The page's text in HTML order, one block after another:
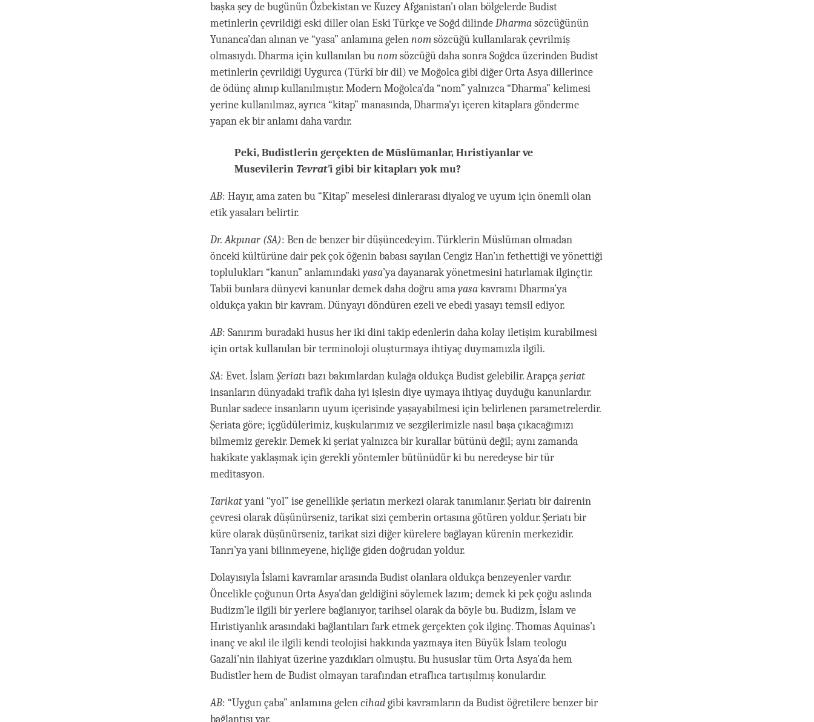
başka şey de bugünün Özbekistan ve Kuzey Afganistan’ı olan bölgelerde Budist
metinlerin çevrildiği eski diller olan Eski Türkçe ve Soğd dilindeDharmasözcüğünün
Yunanca’dan alınan ve “yasa” anlamına gelennomsözcüğü kullanılarak çevrilmiş
olmasıydı. Dharma için kullanılan bunomsözcüğü daha sonra Soğdca üzerinden Budist
metinlerin çevrildiği Uygurca (Türkî bir dil) ve Moğolca gibi diğer Orta Asya dillerince
de ödünç alınıp kullanılmıştır. Modern Moğolca’da “nom” yalnızca “Dharma” kelimesi
yerine kullanılmaz, ayrıca “kitap” manasında, Dharma’yı içeren kitaplara gönderme
yapan ek bir anlamı daha vardır.
Peki, Budistlerin gerçekten de Müslümanlar, Hıristiyanlar ve
Musevilerin Tevrat'i gibi bir kitapları yok mu?
AB: Hayır, ama zaten bu “Kitap” meselesi dinlerarası diyalog ve uyum için önemli olan
etik yasaları belirtir.
Dr. Akpınar (SA): Ben de benzer bir düşüncedeyim. Türklerin Müslüman olmadan
önceki kültürüne dair pek çok öğenin babası sayılan Cengiz Han’ın fethettiği ve yönettiği
toplulukları “kanun” anlamındakiyasa’ya dayanarak yönetmesini hatırlamak ilginçtir.
Tabii bunlara dünyevi kanunlar demek daha doğru amayasakavramı Dharma’ya
oldukça yakın bir kavram. Dünyayı döndüren ezeli ve ebedi yasayı temsil ediyor.
AB: Sanırım buradaki husus her iki dini takip edenlerin daha kolay iletişim kurabilmesi
için ortak kullanılan bir terminoloji oluşturmaya ihtiyaç duymamızla ilgili.
SA: Evet. İslamŞeriatı bazı bakımlardan kulağa oldukça Budist gelebilir. Arapçaşeriat
insanların dünyadaki trafik daha iyi işlesin diye uymaya ihtiyaç duyduğu kanunlardır.
Bunlar sadece insanların uyum içerisinde yaşayabilmesi için belirlenen parametrelerdir.
Şeriata göre; içgüdülerimiz, kuşkularımız ve sezgilerimizle nasıl başa çıkacağımızı
bilmemiz gerekir. Demek ki şeriat yalnızca bir kurallar bütünü değil; aynı zamanda
hakikate yaklaşmak için gerekli yöntemler bütünüdür ki bu neredeyse bir tür
meditasyon.
Tarikatyani “yol” ise genellikle şeriatın merkezi olarak tanımlanır. Şeriatı bir dairenin
çevresi olarak düşünürseniz, tarikat sizi çemberin ortasına götüren yoldur. Şeriatı bir
küre olarak düşünürseniz, tarikat sizi diğer kürelere bağlayan kürenin merkezidir.
Tanrı’ya yani bilinmeyene, hiçliğe giden doğrudan yoldur.
Dolayısıyla İslami kavramlar arasında Budist olanlara oldukça benzeyenler vardır.
Öncelikle çoğunun Orta Asya’dan geldiğini söylemek lazım; demek ki pek çoğu aslında
Budizm’le ilgili bir yerlere bağlanıyor, tarihsel olarak da böyle bu. Budizm, İslam ve
Hıristiyanlık arasındaki bağlantıları fark etmek gerçekten çok ilginç. Thomas Aquinas’ı
inanç ve akıl ile ilgili kendi teolojisi hakkında yazmaya iten Büyük İslam teologu
Gazali’nin ilahiyat üzerine yazdıkları olmuştu. Bu hususlar tüm Orta Asya’da hem
Budistler hem de Budist olmayan tarafından etraflıca tartışılmış konulardır.
AB: “Uygun çaba” anlamına gelencihadgibi kavramların da Budist öğretilere benzer bir
bağlantısı var.